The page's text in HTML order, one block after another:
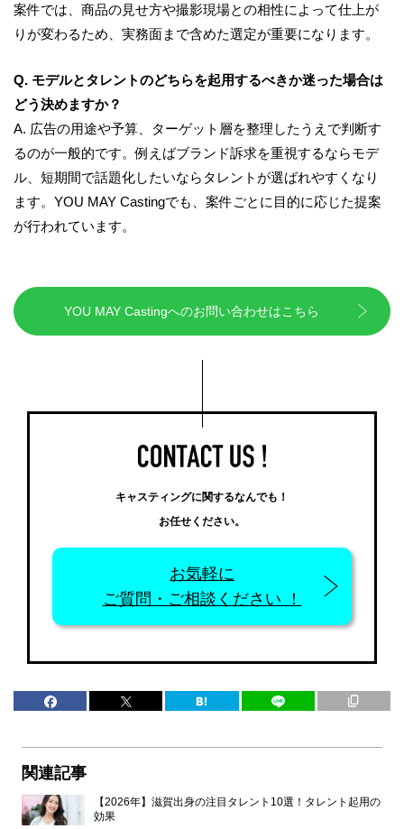
案件では、商品の見せ方や撮影現場との相性によって仕上が
りが変わるため、実務面まで含めた選定が重要になります。
Q. モデルとタレントのどちらを起用するべきか迷った場合は
どう決めますか？
A. 広告の用途や予算、ターゲット層を整理したうえで判断す
るのが一般的です。例えばブランド訴求を重視するならモデ
ル、短期間で話題化したいならタレントが選ばれやすくなり
ます。YOU MAY Castingでも、案件ごとに目的に応じた提案
が行われています。
YOU MAY Castingへのお問い合わせはこちら
キャスティングに関するなんでも！
お任せください。
お気軽に
ご質問・ご相談ください ！
関連記事
【2026年】滋賀出身の注目タレント10選！タレント起用の
効果